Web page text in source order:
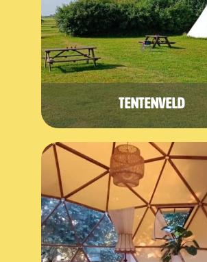
Tentenveld